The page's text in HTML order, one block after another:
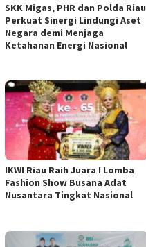
SKK Migas, PHR dan Polda Riau
Perkuat Sinergi Lindungi Aset
Negara demi Menjaga
Ketahanan Energi Nasional
IKWI Riau Raih Juara I Lomba
Fashion Show Busana Adat
Nusantara Tingkat Nasional